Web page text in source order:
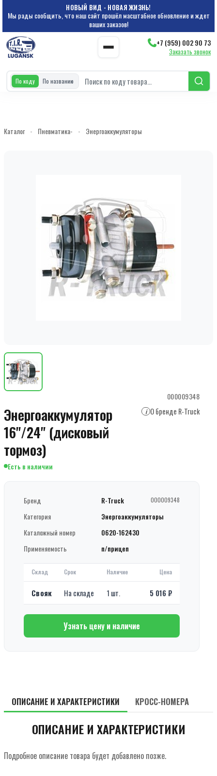
НОВЫЙ ВИД - НОВАЯ ЖИЗНЬ!
Мы рады сообщить, что наш сайт прошёл масштабное обновление и ждет
ваших заказов!
+7 (959) 002 90 73
Заказать звонок
По коду По названию
Каталог - Пневматика- - Энергоаккумуляторы
000009348
Энергоаккумулятор
16"/24" (дисковый
тормоз)
i О бренде R-Truck
Есть в наличии
Бренд R-Truck 000009348
Категория
Энергоаккумуляторы
Каталожный номер
0620-162430
Применяемость
п/прицеп
Склад Срок Наличие Цена
Свояк На складе 1 шт. 5 016 ₽
Узнать цену и наличие
ОПИСАНИЕ И ХАРАКТЕРИСТИКИ КРОСС-НОМЕРА
ОПИСАНИЕ И ХАРАКТЕРИСТИКИ
Подробное описание товара будет добавлено позже.